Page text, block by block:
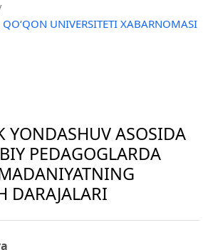
UNIVERSITETI XABARNOMASI
YONDASHUV ASOSIDA
PEDAGOGLARDA
DARAJALARI